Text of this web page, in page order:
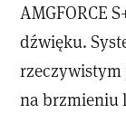
AMGFORCE
dźwięku.
na brzmieniu